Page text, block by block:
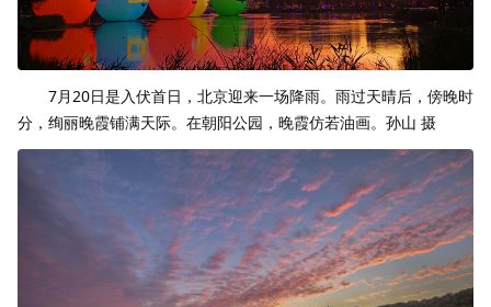
7月20日是入伏首日，北京迎来一场降雨。雨过天晴后，傍晚时
分，绚丽晚霞铺满天际。在朝阳公园，晚霞仿若油画。孙山 摄